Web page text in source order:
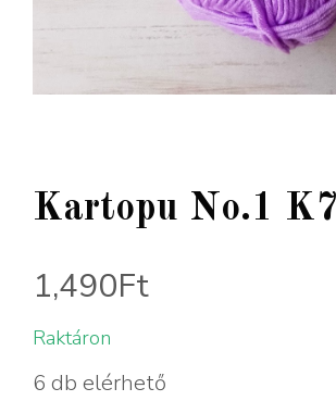
Kartopu No.1
1,490Ft
Raktáron
6 db elérhető